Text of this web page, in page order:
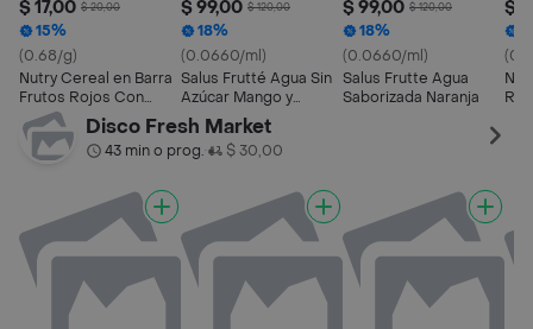
$ 17,00 $ 20,00
15%
(0.68/g)
Nutry Cereal en Barra
Frutos Rojos Con
Cookies
$ 99,00 $ 120,00
18%
(0.0660/ml)
Salus Frutté Agua Sin
Azúcar Mango y
Naranja
$ 99,00 $ 120,00
18%
(0.0660/ml)
Salus Frutte Agua
Saborizada Naranja
$
Disco Fresh Market
43 min o prog.• $ 30,00